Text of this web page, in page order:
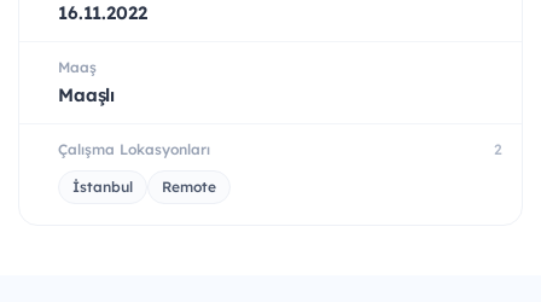
16.11.2022
Maaş
Maaşlı
Çalışma Lokasyonları 2
İstanbul Remote